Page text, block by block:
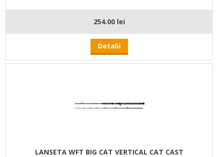
254.00 lei
Detalii
LANSETA WFT BIG CAT VERTICAL CAT CAST